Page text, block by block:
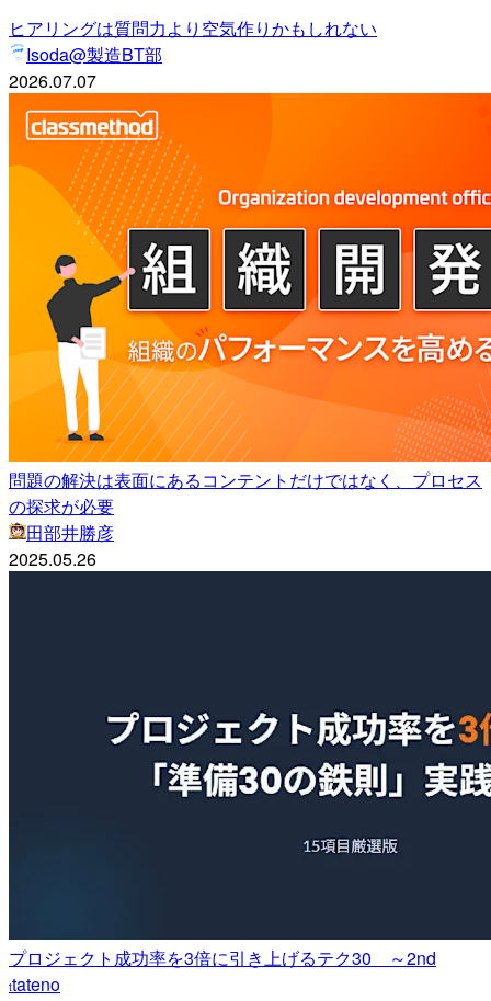
ヒアリングは質問力より空気作りかもしれない
Isoda@製造BT部
2026.07.07
問題の解決は表面にあるコンテントだけではなく、プロセス
の探求が必要
田部井勝彦
2025.05.26
プロジェクト成功率を3倍に引き上げるテク30 ～2nd
ttateno